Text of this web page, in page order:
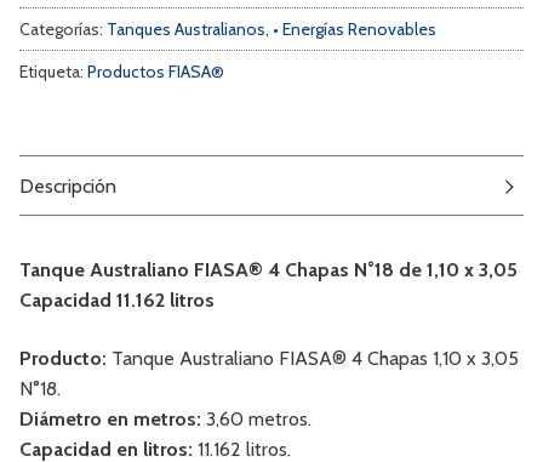
Categorías: Tanques Australianos, • Energías Renovables
Etiqueta: Productos FIASA®
Descripción
Tanque Australiano FIASA® 4 Chapas N°18 de 1,10 x 3,05
Capacidad 11.162 litros
Producto: Tanque Australiano FIASA® 4 Chapas 1,10 x 3,05
N°18.
Diámetro en metros: 3,60 metros.
Capacidad en litros: 11.162 litros.